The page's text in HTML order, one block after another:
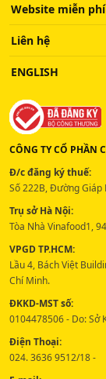
Website miễn phí
Liên hệ
ENGLISH
CÔNG TY CỔ PHẦN
Đ/c đăng ký thuế:
Số 222B, Đường Giáp
Trụ sở Hà Nội:
Tòa Nhà Vinafood1,
VPGD TP.HCM:
Lầu 4, Bách Việt
Chí Minh.
ĐKKD-MST số:
0104478506 - Do: Sở
Điện Thoại:
024. 3636 9512/18 -